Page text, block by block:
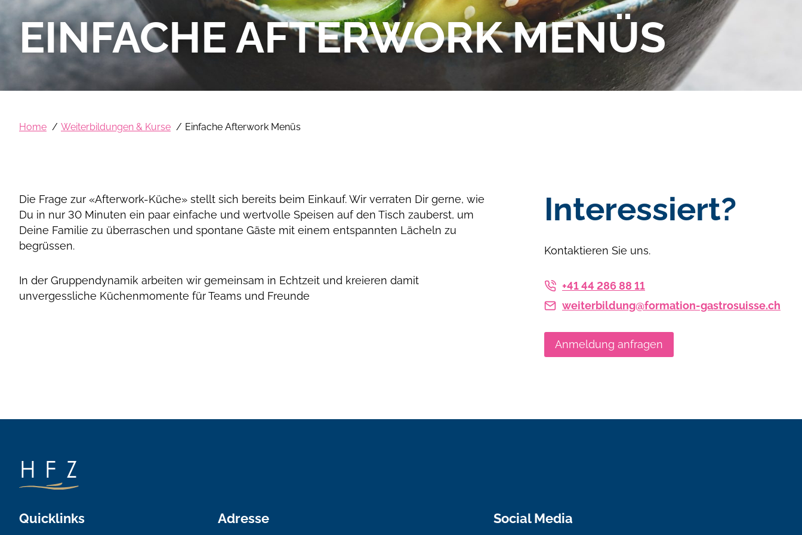
EINFACHE AFTERWORK MENÜS
Home Weiterbildungen & Kurse Einfache Afterwork Menüs
Die Frage zur «Afterwork-Küche» stellt sich bereits beim Einkauf. Wir verraten Dir gerne, wie
Du in nur 30 Minuten ein paar einfache und wertvolle Speisen auf den Tisch zauberst, um
Deine Familie zu überraschen und spontane Gäste mit einem entspannten Lächeln zu
begrüssen.
In der Gruppendynamik arbeiten wir gemeinsam in Echtzeit und kreieren damit
unvergessliche Küchenmomente für Teams und Freunde
Interessiert?
Kontaktieren Sie uns.
+41 44 286 88 11
weiterbildung@formation-gastrosuisse.ch
Anmeldung anfragen
Quicklinks Adresse Social Media